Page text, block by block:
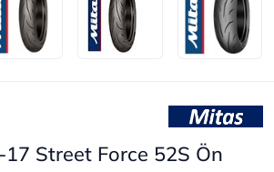
Street Force 52S Ön